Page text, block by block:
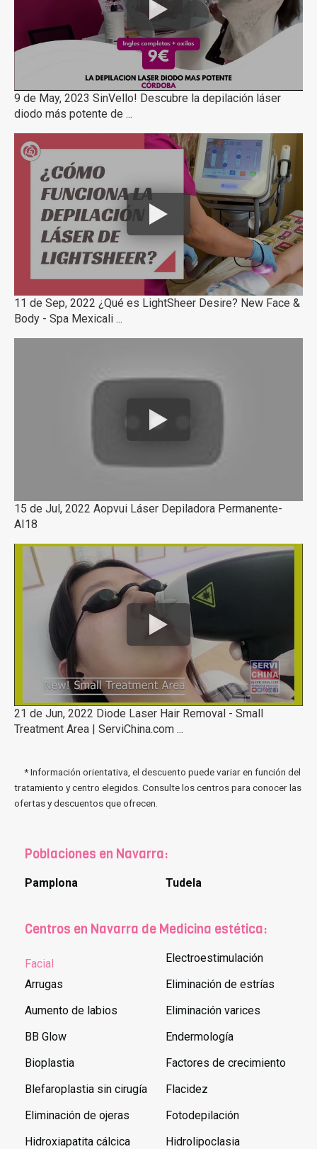
9 de May, 2023 SinVello! Descubre la depilación láser
diodo más potente de ...
11 de Sep, 2022 ¿Qué es LightSheer Desire? New Face &
Body - Spa Mexicali ...
15 de Jul, 2022 Aopvui Láser Depiladora Permanente-
AI18
21 de Jun, 2022 Diode Laser Hair Removal - Small
Treatment Area | ServiChina.com ...
* Información orientativa, el descuento puede variar en función del
tratamiento y centro elegidos. Consulte los centros para conocer las
ofertas y descuentos que ofrecen.
Poblaciones en Navarra:
Pamplona Tudela
Centros en Navarra de Medicina estética:
Facial
Arrugas
Aumento de labios
BB Glow
Bioplastia
Blefaroplastia sin cirugía
Eliminación de ojeras
Hidroxiapatita cálcica
Electroestimulación
Eliminación de estrías
Eliminación varices
Endermología
Factores de crecimiento
Flacidez
Fotodepilación
Hidrolipoclasia